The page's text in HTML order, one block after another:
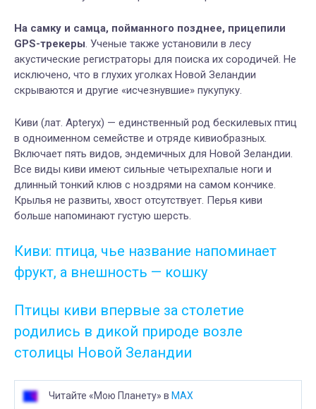
На самку и самца, пойманного позднее, прицепили
GPS-трекеры. Ученые также установили в лесу
акустические регистраторы для поиска их сородичей. Не
исключено, что в глухих уголках Новой Зеландии
скрываются и другие «исчезнувшие» пукупуку.
Киви (лат. Apteryx) — единственный род бескилевых птиц
в одноименном семействе и отряде кивиобразных.
Включает пять видов, эндемичных для Новой Зеландии.
Все виды киви имеют сильные четырехпалые ноги и
длинный тонкий клюв с ноздрями на самом кончике.
Крылья не развиты, хвост отсутствует. Перья киви
больше напоминают густую шерсть.
Киви: птица, чье название напоминает
фрукт, а внешность — кошку
Птицы киви впервые за столетие
родились в дикой природе возле
столицы Новой Зеландии
Читайте «Мою Планету» в MAX